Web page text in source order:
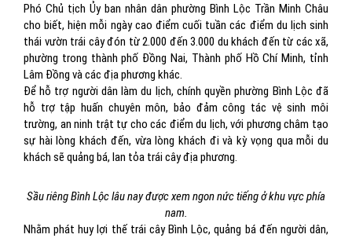
Phó Chủ tịch Ủy ban nhân dân phường Bình Lộc Trần Minh Châu
cho biết, hiện mỗi ngày cao điểm cuối tuần các điểm du lịch sinh
thái vườn trái cây đón từ 2.000 đến 3.000 du khách đến từ các xã,
phường trong thành phố Đồng Nai, Thành phố Hồ Chí Minh, tỉnh
Lâm Đồng và các địa phương khác.
Để hỗ trợ người dân làm du lịch, chính quyền phường Bình Lộc đã
hỗ trợ tập huấn chuyên môn, bảo đảm công tác vệ sinh môi
trường, an ninh trật tự cho các điểm du lịch, với phương châm tạo
sự hài lòng khách đến, vừa lòng khách đi và kỳ vọng qua mỗi du
khách sẽ quảng bá, lan tỏa trái cây địa phương.
Sầu riêng Bình Lộc lâu nay được xem ngon nức tiếng ở khu vực phía
nam.
Nhằm phát huy lợi thế trái cây Bình Lộc, quảng bá đến người dân,